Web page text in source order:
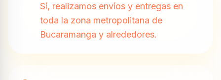
Sí, realizamos envíos y entregas en
toda la zona metropolitana de
Bucaramanga y alrededores.